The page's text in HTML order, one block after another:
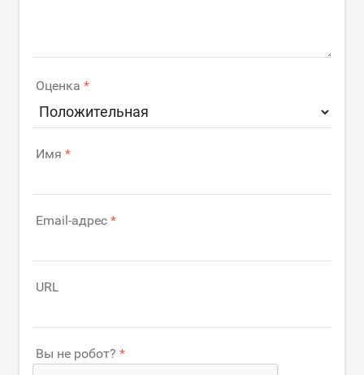
Оценка
Имя
Email-адрес
URL
Вы не робот?